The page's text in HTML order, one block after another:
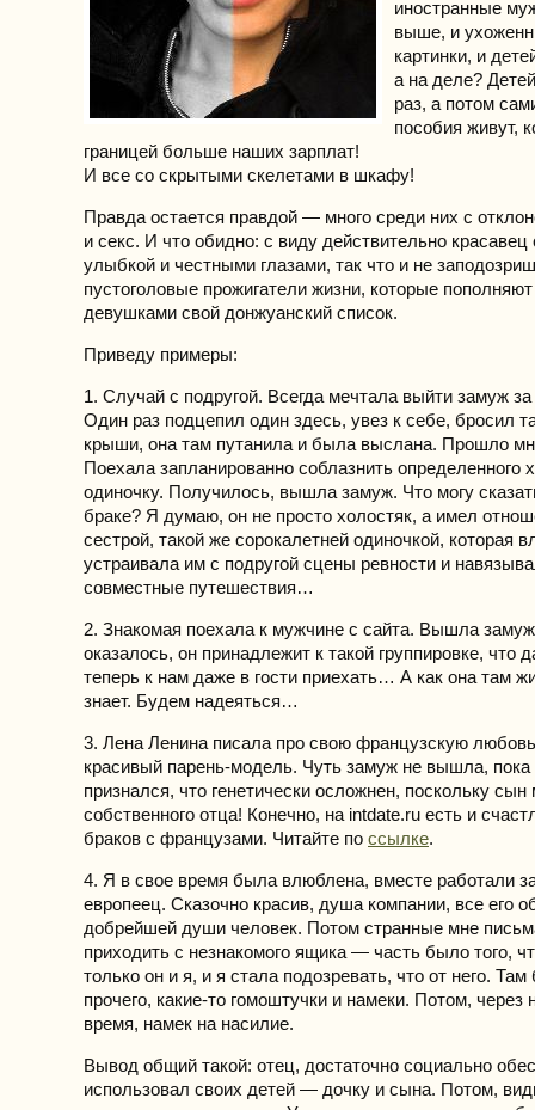
иностранные
выше, и
картинки, и
а на деле?
раз, а потом
пособия живут,
границей больше наших зарплат!
И все со скрытыми скелетами в шкафу!
Правда остается правдой — много среди них с
и секс. И что обидно: с виду действительно красавец
улыбкой и честными глазами, так что и не
пустоголовые прожигатели жизни, которые
девушками свой донжуанский список.
Приведу примеры:
1. Случай с подругой. Всегда мечтала выйти замуж
Один раз подцепил один здесь, увез к себе, бросил
крыши, она там путанила и была выслана. Прошло
Поехала запланированно соблазнить определенного
одиночку. Получилось, вышла замуж. Что могу
браке? Я думаю, он не просто холостяк, а имел
сестрой, такой же сорокалетней одиночкой, которая
устраивала им с подругой сцены ревности и
совместные путешествия…
2. Знакомая поехала к мужчине с сайта. Вышла
оказалось, он принадлежит к такой группировке, что
теперь к нам даже в гости приехать… А как она там
знает. Будем надеяться…
3. Лена Ленина писала про свою французскую
красивый парень-модель. Чуть замуж не вышла, пока
признался, что генетически осложнен, поскольку сын
собственного отца! Конечно, на intdate.ru есть и
браков с французами. Читайте по ссылке.
4. Я в свое время была влюблена, вместе работали
европеец. Сказочно красив, душа компании, все его
добрейшей души человек. Потом странные мне
приходить с незнакомого ящика — часть было того,
только он и я, и я стала подозревать, что от него.
прочего, какие-то гомоштучки и намеки. Потом, через
время, намек на насилие.
Вывод общий такой: отец, достаточно социально
использовал своих детей — дочку и сына. Потом,